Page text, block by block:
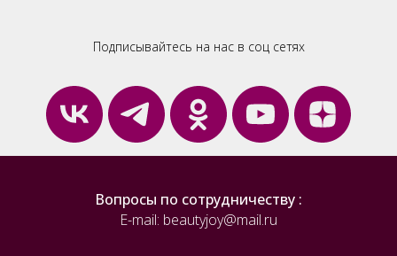
Подписывайтесь на нас в соц сетях
Вопросы по сотрудничеству :
E-mail: beautyjoy@mail.ru